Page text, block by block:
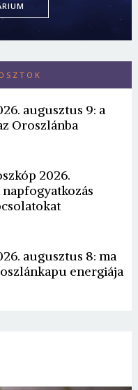
augusztus 9: a
Oroszlánba
2026.
napfogyatkozás
augusztus 8: ma
energiája